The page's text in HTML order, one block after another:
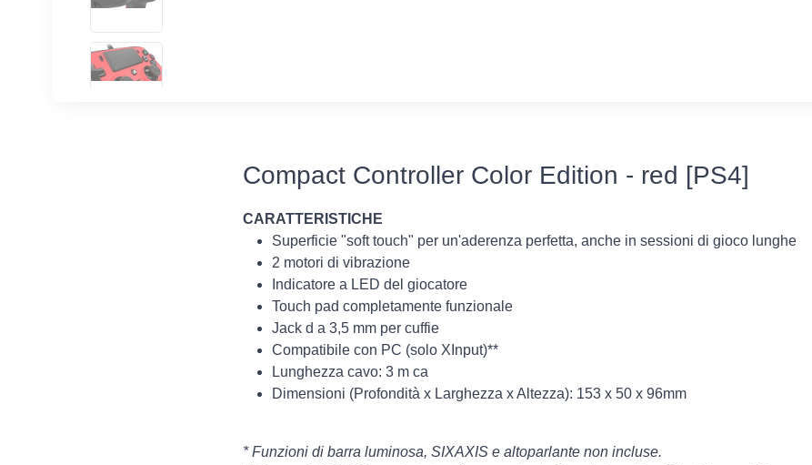
Compact Controller Color Edition - red [PS4]
CARATTERISTICHE
Superficie "soft touch" per un'aderenza perfetta, anche in sessioni di gioco lunghe
2 motori di vibrazione
Indicatore a LED del giocatore
Touch pad completamente funzionale
Jack d a 3,5 mm per cuffie
Compatibile con PC (solo XInput)**
Lunghezza cavo: 3 m ca
Dimensioni (Profondità x Larghezza x Altezza): 153 x 50 x 96mm
* Funzioni di barra luminosa, SIXAXIS e altoparlante non incluse.